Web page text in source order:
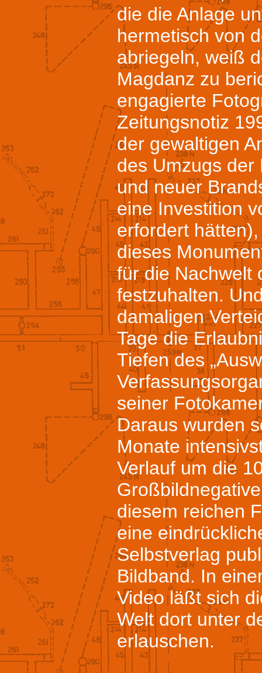
die die Anlage
hermetisch von
abriegeln, weiß
Magdanz zu
engagierte
Zeitungsnotiz
der gewaltigen
des Umzugs der
und neuer
eine Investition
erfordert
dieses
für die Nachwelt
festzuhalten.
damaligen
Tage die
Tiefen des
seiner
Daraus wurden
Monate
Verlauf um die
diesem reichen
eine
Selbstverlag
Bildband. In
Video läßt sich
Welt dort unter
erlauschen.